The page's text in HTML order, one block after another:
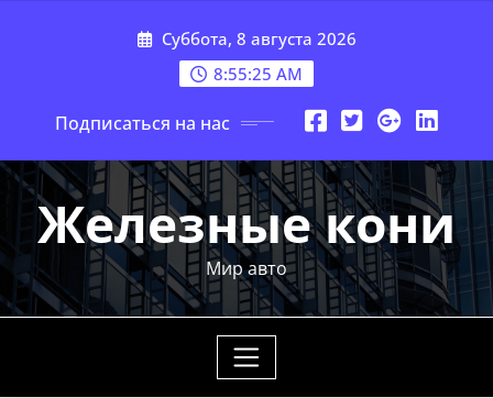
Суббота, 8 августа 2026
8:55:26 AM
Подписаться на нас
Железные кони
Мир авто